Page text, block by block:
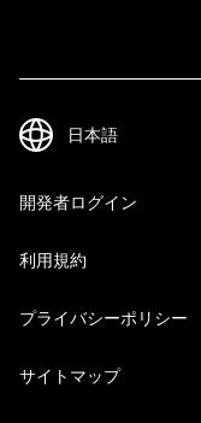
開発者ログイン
利用規約
プライバシーポリシー
サイトマップ